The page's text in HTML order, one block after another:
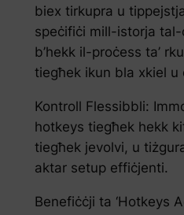
biex tirkupra u
speċifiċi mill-istorja
b’hekk il-proċess ta’
tiegħek ikun bla xkiel u
Kontroll Flessibbli:
hotkeys tiegħek hekk
tiegħek jevolvi, u
aktar setup effiċjenti.
Benefiċċji ta ‘Hotkeys